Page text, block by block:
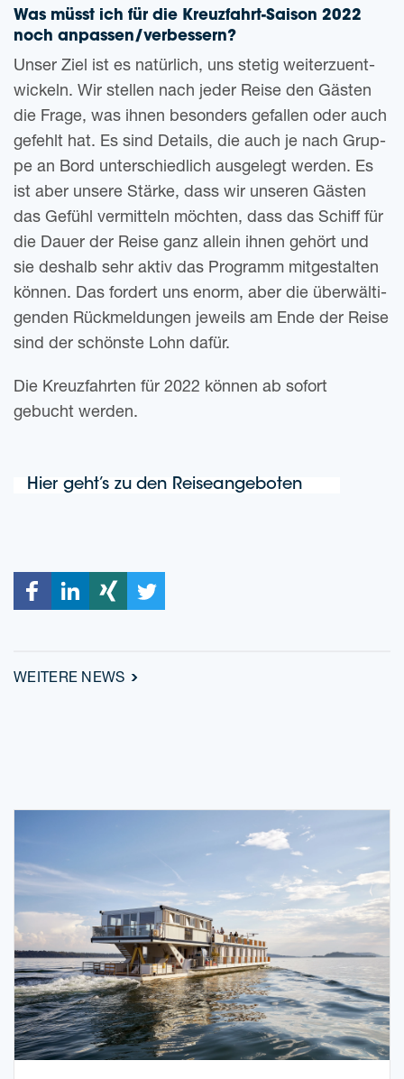
Was müsst ich für die Kreuz­fahrt-Sai­son 2022
noch anpassen/verbessern?
Unser Ziel ist es natür­lich, uns ste­tig wei­ter­zu­ent­
wi­ckeln. Wir stel­len nach jeder Reise den Gäs­ten
die Frage, was ihnen beson­ders gefal­len oder auch
gefehlt hat. Es sind Details, die auch je nach Grup­
pe an Bord unter­schied­lich aus­ge­legt wer­den. Es
ist aber unse­re Stär­ke, dass wir unse­ren Gäs­ten
das Gefühl ver­mit­teln möch­ten, dass das Schiff für
die Dauer der Reise ganz allein ihnen gehört und
sie des­halb sehr aktiv das Pro­gramm mit­ge­stal­ten
kön­nen. Das for­dert uns enorm, aber die über­wäl­ti­
gen­den Rück­mel­dun­gen jeweils am Ende der Reise
sind der schöns­te Lohn dafür.
Die Kreuz­fahr­ten für 2022 kön­nen ab sofort
gebucht werden.
Hier geht’s zu den Reiseangeboten
WEI­TE­RE NEWS